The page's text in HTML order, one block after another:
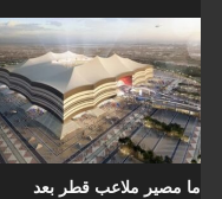
ما مصير ملاعب قطر بعد